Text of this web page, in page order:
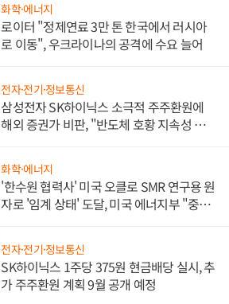
화학·에너지
로이터 "정제연료 3만 톤 한국에서 러시아
로 이동", 우크라이나의 공격에 수요 늘어
전자·전기·정보통신
삼성전자 SK하이닉스 소극적 주주환원에
해외 증권가 비판, "반도체 호황 지속성 의
화학·에너지
'한수원 협력사' 미국 오클로 SMR 연구용 원
자로 '임계 상태' 도달, 미국 에너지부 "중요
전자·전기·정보통신
SK하이닉스 1주당 375원 현금배당 실시, 추
가 주주환원 계획 9월 공개 예정